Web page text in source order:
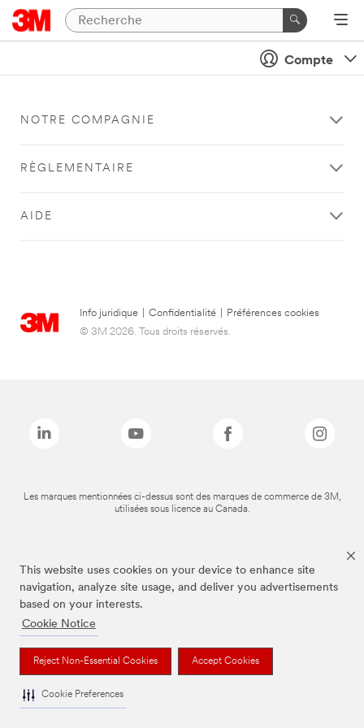
This website uses cookies on your device to enhance site
navigation, analyze site usage, and deliver you advertisements
based on your interests.
Cookie Notice
Reject Non-Essential Cookies Accept Cookies
Cookie Preferences
Compte
NOTRE COMPAGNIE
RÈGLEMENTAIRE
AIDE
Info juridique Confidentialité
Préférences cookies
© 3M 2026. Tous droits réservés.
Les marques mentionnées ci-dessus sont des marques de commerce de 3M,
utilisées sous licence au Canada.